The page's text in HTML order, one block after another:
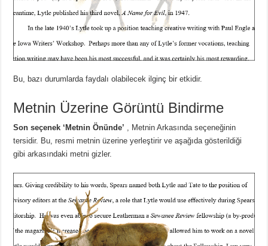
Bu, bazı durumlarda faydalı olabilecek ilginç bir etkidir.
Metnin Üzerine Görüntü Bindirme
Son seçenek ‘Metnin Önünde’ , Metnin Arkasında seçeneğinin
tersidir. Bu, resmi metnin üzerine yerleştirir ve aşağıda gösterildiği
gibi arkasındaki metni gizler.